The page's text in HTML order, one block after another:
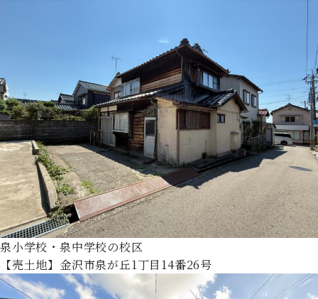
泉小学校・泉中学校の校区
【売土地】金沢市泉が丘1丁目14番26号